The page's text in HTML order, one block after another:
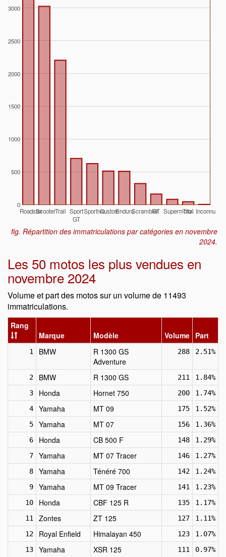
RoadsterScooterTrail Sport
GT
SportiveCustomEnduroScrambler
GT Supermoto
Trial Inconnu
0
500
1000
1500
2000
2500
3000
fig. Répartition des immatriculations par catégories en novembre
2024.
Les 50 motos les plus vendues en
novembre 2024
Volume et part des motos sur un volume de 11493
immatriculations.
Rang
Marque
Modèle Volume Part
1 BMW
R 1300 GS
Adventure
288 2.51%
2 BMW R 1300 GS 211
1.84%
3
Honda Hornet 750 200
1.74%
4
Yamaha MT 09 175
1.52%
5
Yamaha MT 07 156
1.36%
6
Honda CB 500 F 148
1.29%
7
Yamaha MT 07 Tracer 146
1.27%
8
Yamaha Ténéré 700 142
1.24%
9
Yamaha MT 09 Tracer 141
1.23%
10
Honda CBF 125 R 135
1.17%
11
Zontes ZT 125 127
1.11%
12
Royal Enfield Himalayan 450 123
1.07%
13
Yamaha XSR 125 111
0.97%